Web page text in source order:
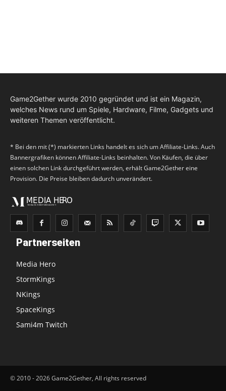
Game2Gether wurde 2010 gegründet und ist ein Magazin,
welches News rund um Spiele, Hardware, Filme, Gadgets und
weiteren Themen veröffentlicht.
* Bei den mit (*) markierten Links handelt es sich um Affiliate-Links. Auch
Bannergrafiken können Affiliate-Links beinhalten. Von Käufen, die über
einen solchen Link durchgeführt werden, erhält Game2Gether eine
Provision. Die Preise bleiben dadurch unverändert.
Partnerseiten
Media Hero
StormKings
NKings
SpaceKings
Sami4m Twitch
© 2010 - 2026 Game2Gether, All rights reserved